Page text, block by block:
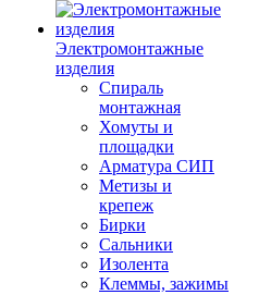
Электромонтажные
изделия
Спираль
монтажная
Хомуты и
площадки
Арматура СИП
Метизы и
крепеж
Бирки
Сальники
Изолента
Клеммы, зажимы